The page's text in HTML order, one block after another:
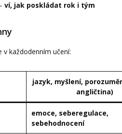
ví, jak poskládat rok i tým
každodenním učení:
jazyk, myšlení,
angličtina)
emoce, seberegulace,
sebehodnocení